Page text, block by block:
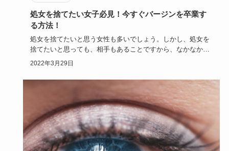
処女を捨てたい女子必見！今すぐバージンを卒業す
る方法！
処女を捨てたいと思う女性も多いでしょう。しかし、処女を
捨てたいと思っても、相手もあることですから、なかなか難
しいものです。…
2022年3月29日